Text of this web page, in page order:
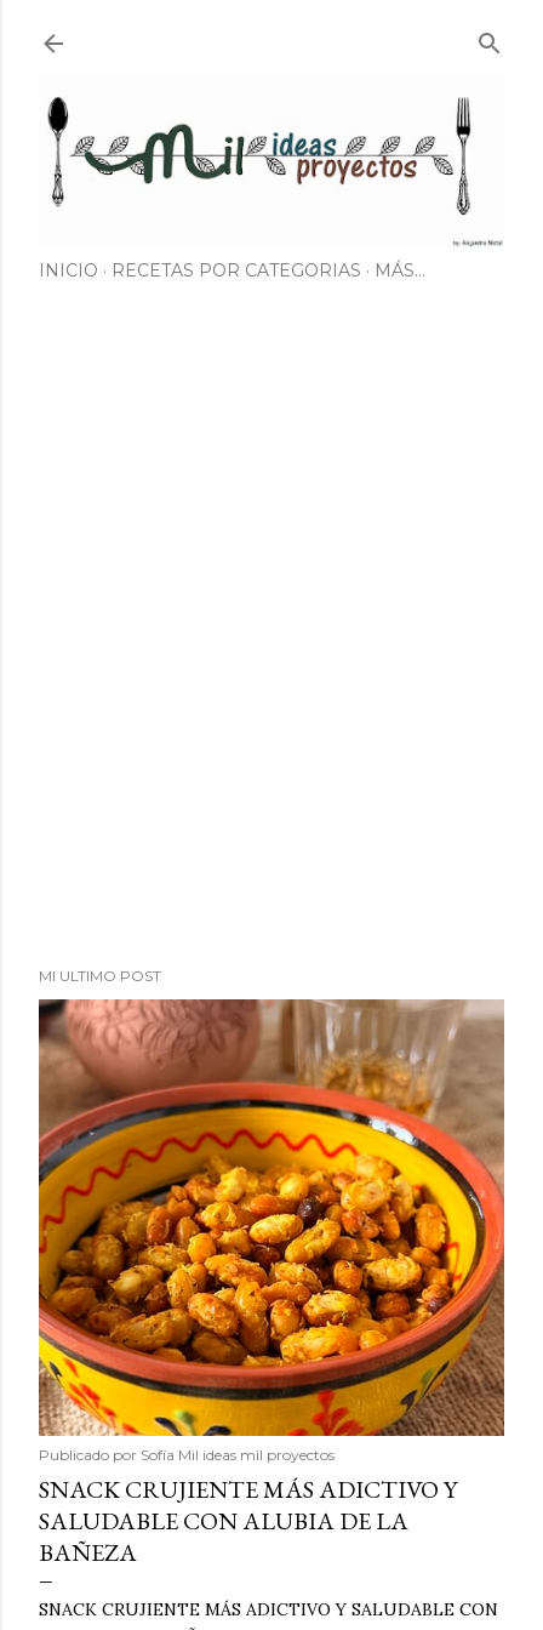
INICIO RECETAS POR CATEGORIAS MÁS…
MI ULTIMO POST
Publicado por Sofía Mil ideas mil proyectos
SNACK CRUJIENTE MÁS ADICTIVO Y
SALUDABLE CON ALUBIA DE LA
BAÑEZA
SNACK CRUJIENTE MÁS ADICTIVO Y SALUDABLE CON